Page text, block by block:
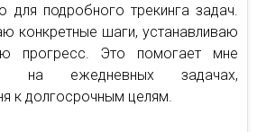
для подробного трекинга задач.
конкретные шаги, устанавливаю
прогресс. Это помогает мне
на ежедневных задачах,
к долгосрочным целям.